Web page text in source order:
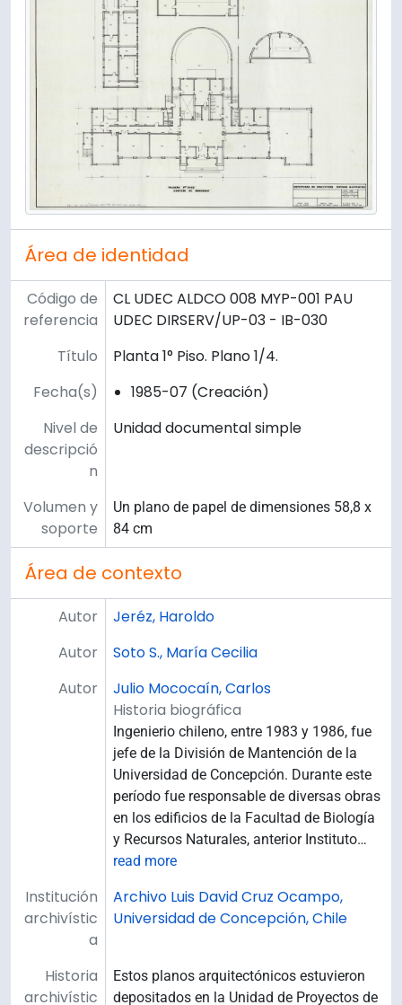
Área de identidad
Código de
referencia
CL UDEC ALDCO 008 MYP-001 PAU
UDEC DIRSERV/UP-03 - IB-030
Título
Planta 1° Piso. Plano 1/4.
Fecha(s)
1985-07 (Creación)
Nivel de
descripció
n
Unidad documental simple
Volumen y
soporte
Un plano de papel de dimensiones 58,8 x
84 cm
Área de contexto
Autor
Jeréz, Haroldo
Autor
Soto S., María Cecilia
Autor
Julio Mococaín, Carlos
Historia biográfica
Ingenierio chileno, entre 1983 y 1986, fue
jefe de la División de Mantención de la
Universidad de Concepción. Durante este
período fue responsable de diversas obras
en los edificios de la Facultad de Biología
y Recursos Naturales, anterior Instituto…
read more
Institución
archivístic
a
Archivo Luis David Cruz Ocampo,
Universidad de Concepción, Chile
Historia
archivístic
Estos planos arquitectónicos estuvieron
depositados en la Unidad de Proyectos de